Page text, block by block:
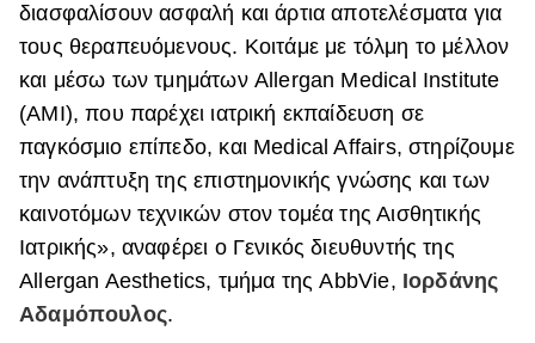
διασφαλίσουν ασφαλή και άρτια αποτελέσματα για
τους θεραπευόμενους. Κοιτάμε με τόλμη το μέλλον
και μέσω των τμημάτων Allergan Medical Institute
(ΑΜΙ), που παρέχει ιατρική εκπαίδευση σε
παγκόσμιο επίπεδο, και Medical Affairs, στηρίζουμε
την ανάπτυξη της επιστημονικής γνώσης και των
καινοτόμων τεχνικών στον τομέα της Αισθητικής
Ιατρικής», αναφέρει ο Γενικός διευθυντής της
Allergan Aesthetics, τμήμα της AbbVie, Ιορδάνης
Αδαμόπουλος.